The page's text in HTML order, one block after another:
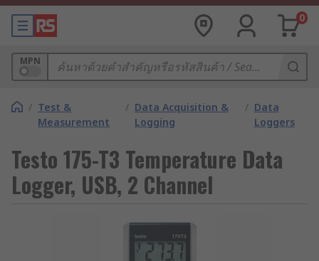
0
MPN
/ Test &
Measurement
/ Data Acquisition &
Logging
/ Data
Loggers
Testo 175-T3 Temperature Data
Logger, USB, 2 Channel